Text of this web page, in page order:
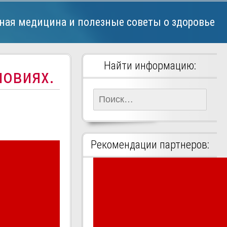
медицина и полезные советы о здоровье
Найти информацию:
Рекомендации партнеров: